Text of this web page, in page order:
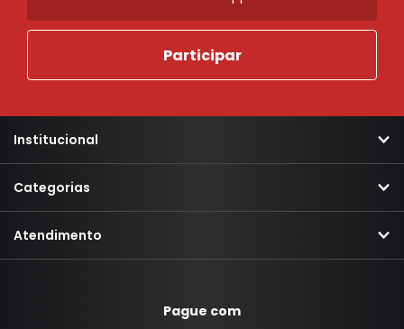
Institucional
Categorias
Atendimento
Pague com